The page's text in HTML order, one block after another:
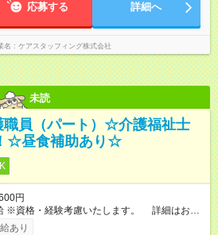
応募する 詳細へ
名 ケアスタッフィング株式会社
未読
職員（パート）☆介護福祉士
☆昼食補助あり☆
円
軽にお問合せ下さい♪ 【試用期間】試用期間なし
あり